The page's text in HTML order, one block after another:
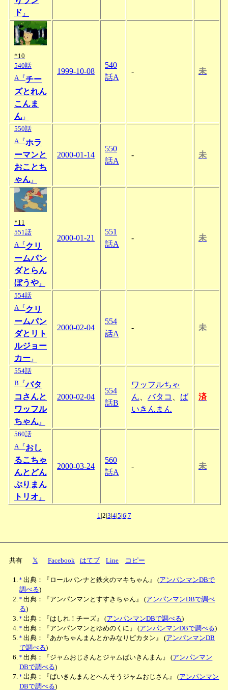
ド 』
*10
540話
A『チー
ズとれん
こんま
ん 』
1999-10-08
540
話A
- 未
550話
A『ホラ
ーマンと
おことち
ゃん 』
2000-01-14
550
話A
- 未
*11
551話
A『クリ
ームパン
ダとらん
ぼうや 』
2000-01-21
551
話A
- 未
554話
A『クリ
ームパン
ダとリト
ルジョー
カー 』
2000-02-04
554
話A
- 未
554話
B『バタ
コさんと
ワッフル
ちゃん 』
2000-02-04
554
話B
ワッフルちゃ
ん
バタコ
ば
いきんまん
済
560話
A『おし
るこちゃ
んとどん
ぶりまん
トリオ 』
2000-03-24
560
話A
- 未
1 |2| 3 4| 5 6 7
共有 𝕏 Facebook はてブ Line コピー
* 出典：『ロールパンナと鉄火のマキちゃん』(アンパンマンDBで
調べる)
* 出典：『アンパンマンとすすきちゃん』(アンパンマンDBで調べ
る)
* 出典：『はしれ！チーズ』(アンパンマンDBで調べる)
* 出典：『アンパンマンとゆめのくに』(アンパンマンDBで調べる)
* 出典：『あかちゃんまんとかみなりピカタン』(アンパンマンDB
で調べる)
* 出典：『ジャムおじさんとジャムばいきんまん』(アンパンマン
DBで調べる)
* 出典：『ばいきんまんとへんそうジャムおじさん』(アンパンマン
DBで調べる)